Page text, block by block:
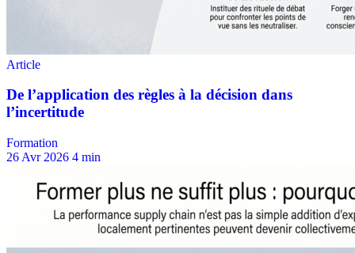
Formation
26 Avr 2026 4 min